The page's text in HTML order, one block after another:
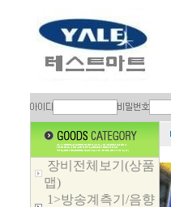
장비전체보기(상품
맵)
1>방송계측기/음향